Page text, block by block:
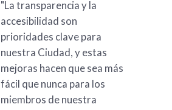
"La transparencia y la
accesibilidad son
prioridades clave para
nuestra Ciudad, y estas
mejoras hacen que sea más
fácil que nunca para los
miembros de nuestra